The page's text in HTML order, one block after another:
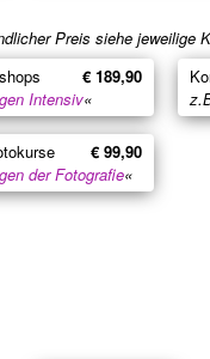
Preis siehe jeweilige
€ 189,90
Intensiv«
€ 99,90
der Fotografie«